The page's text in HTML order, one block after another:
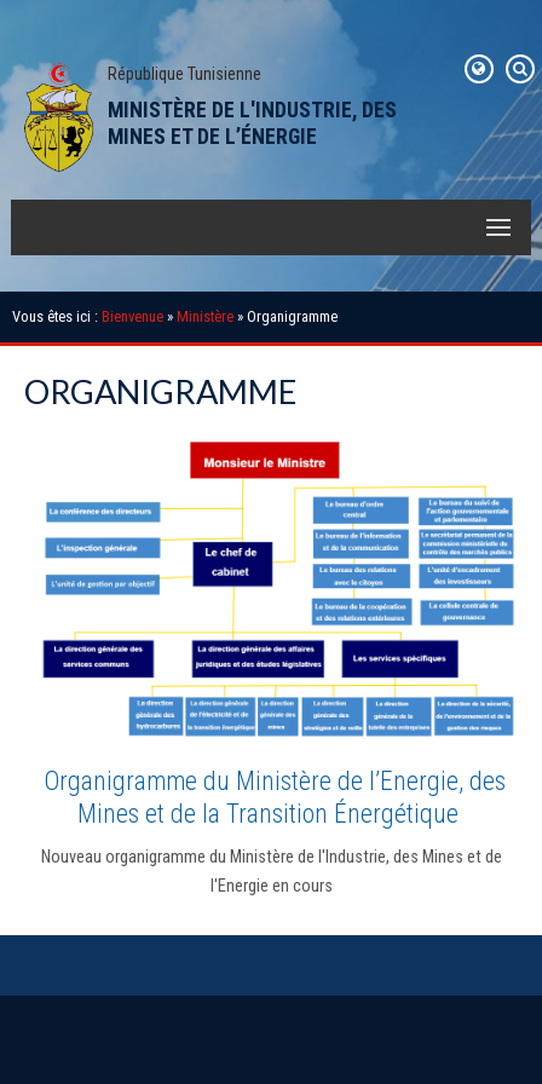
République Tunisienne
MINISTÈRE DE L'INDUSTRIE, DES
MINES ET DE L’ÉNERGIE
Vous êtes ici : Bienvenue » Ministère » Organigramme
ORGANIGRAMME
Organigramme du Ministère de l’Energie, des
Mines et de la Transition Énergétique
Nouveau organigramme du Ministère de l'Industrie, des Mines et de
l'Energie en cours